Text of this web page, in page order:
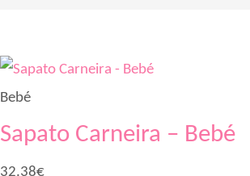
Bebé
Sapato Carneira – Bebé
32.38€